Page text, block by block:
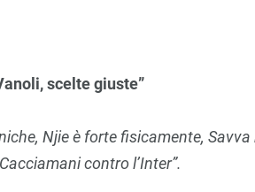
scelte giuste”
Njie è forte fisicamente,
contro l’Inter”.